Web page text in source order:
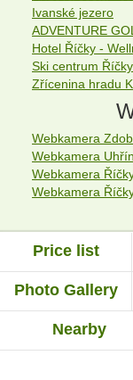
Ivanské jezero
ADVENTURE
Hotel Říčky -
Ski centrum
Zřícenina hradu
Webkamera
Price list
Photo Gallery
Nearby